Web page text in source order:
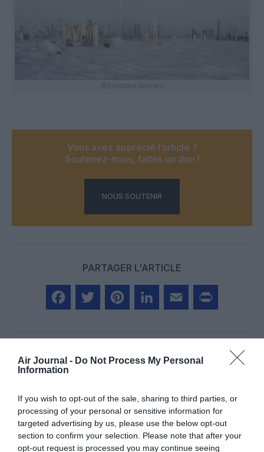
Air Journal - Do Not Process My Personal
Information
If you wish to opt-out of the sale, sharing to third parties, or
processing of your personal or sensitive information for
targeted advertising by us, please use the below opt-out
section to confirm your selection. Please note that after your
opt-out request is processed you may continue seeing
©Emirates Airlines
Vous avez apprécié l’article ?
Soutenez-nous, faites un don !
NOUS SOUTENIR
PARTAGER L'ARTICLE
LAISSER UN COMMENTAIRE